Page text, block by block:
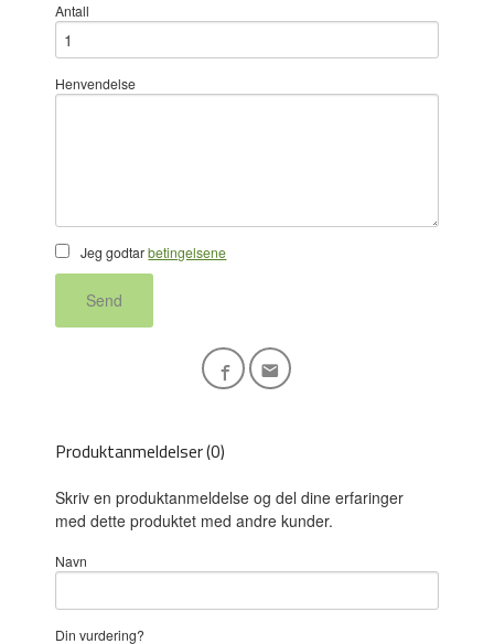
Antall
Henvendelse
Jeg godtarbetingelsene
Send
Produktanmeldelser (0)
Skriv en produktanmeldelse og del dine erfaringer
med dette produktet med andre kunder.
Navn
Din vurdering?